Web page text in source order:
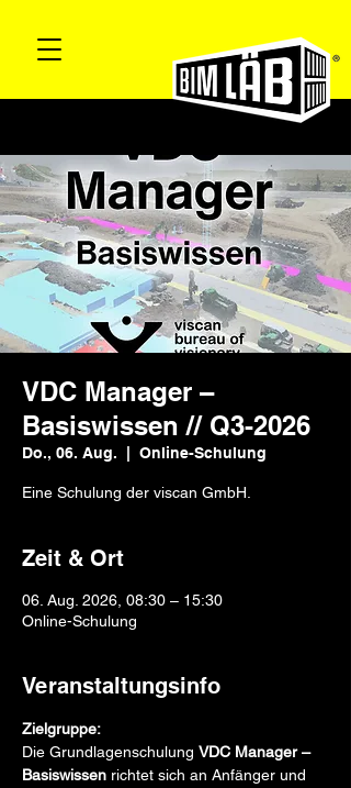
VDC Manager –
Basiswissen // Q3-2026
Do., 06. Aug. Online-Schulung
Eine Schulung der viscan GmbH.
Zeit & Ort
06. Aug. 2026, 08:30 – 15:30
Online-Schulung
Veranstaltungsinfo
Zielgruppe:
Die Grundlagenschulung VDC Manager –
Basiswissen richtet sich an Anfänger und